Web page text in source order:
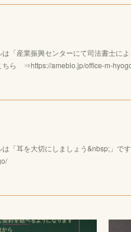
「産業振興センターにて司法書士に
ちら ⇒https://ameblo.jp/office-m-
「耳を大切にしましょう&nbsp;」で